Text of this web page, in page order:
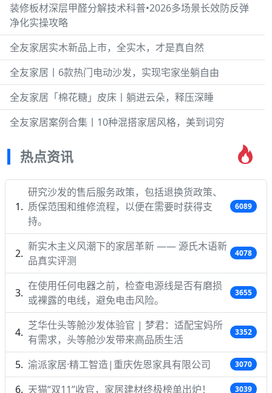
装修板材深层甲醛分解技术科普•2026多场景长效防反弹
净化实操攻略
全友家居实木新品上市，全实木，才是真自然
全友家居丨6款热门电动沙发，实现宅家坐躺自由
全友家居「棉花糖」皮床丨躺进云朵，释压深睡
全友家居案例合集丨10种混搭家居风格，美到词穷
热点资讯
研究沙发的售后服务政策，包括退换货政策、
质保范围和维修流程，以便在需要时获得支
持。
6089
新实木主义风潮下的家居革新 —— 源氏木语新
品真实评测
4078
在使用任何电器之前，检查电源线是否有磨损
或裸露的电线，避免电击风险。
3655
芝华仕头等舱沙发体验官 | 梦君：适配宝妈所
有需求，头等舱沙发带来高品质生活
3352
渝派家居·精工智造|重庆佐恩家具有限公司 3070
天猫“双11”收官，家居建材终极榜单出炉！ 3039